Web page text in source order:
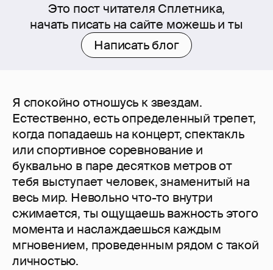
Это пост читателя Сплетника,
начать писать на сайте можешь и ты
Написать блог
Я спокойно отношусь к звездам.
Естественно, есть определенный трепет,
когда попадаешь на концерт, спектакль
или спортивное соревнование и
буквально в паре десятков метров от
тебя выступает человек, знаменитый на
весь мир. Невольно что-то внутри
сжимается, ты ощущаешь важность этого
момента и наслаждаешься каждым
мгновением, проведенным рядом с такой
личностью.